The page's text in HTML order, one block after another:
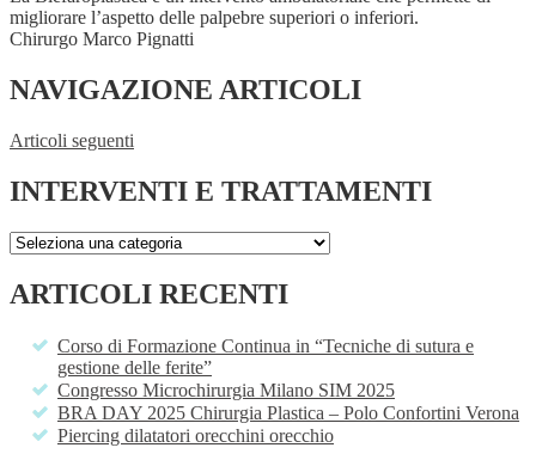
migliorare l’aspetto delle palpebre superiori o inferiori.
Chirurgo Marco Pignatti
NAVIGAZIONE ARTICOLI
Articoli seguenti
INTERVENTI E TRATTAMENTI
ARTICOLI RECENTI
Corso di Formazione Continua in “Tecniche di sutura e
gestione delle ferite”
Congresso Microchirurgia Milano SIM 2025
BRA DAY 2025 Chirurgia Plastica – Polo Confortini Verona
Piercing dilatatori orecchini orecchio